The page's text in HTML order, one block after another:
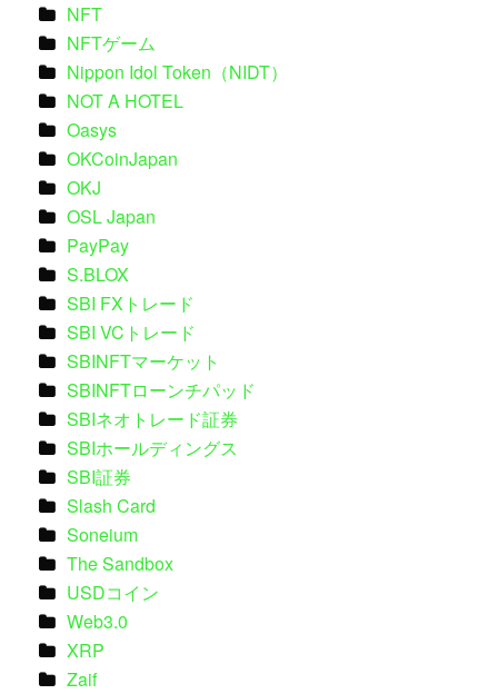
NFT
NFTゲーム
Nippon Idol Token（NIDT）
NOT A HOTEL
Oasys
OKCoinJapan
OKJ
OSL Japan
PayPay
S.BLOX
SBI FXトレード
SBI VCトレード
SBINFTマーケット
SBINFTローンチパッド
SBIネオトレード証券
SBIホールディングス
SBI証券
Slash Card
Soneium
The Sandbox
USDコイン
Web3.0
XRP
Zaif